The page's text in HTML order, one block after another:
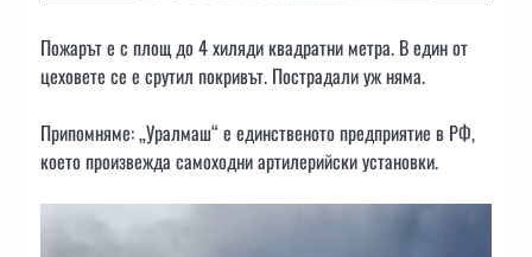
Пожарът е с площ до 4 хиляди квадратни метра. В един от
цеховете се е срутил покривът. Пострадали уж няма.
Припомняме: „Уралмаш“ е единственото предприятие в РФ,
което произвежда самоходни артилерийски установки.